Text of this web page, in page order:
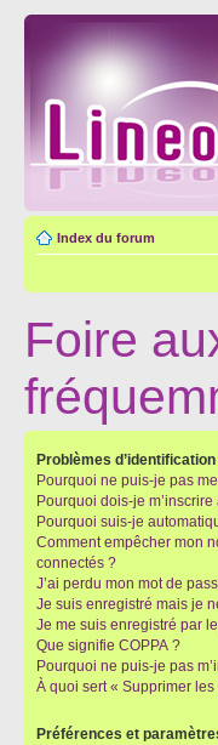
Index du forum
Foire
Problèmes
Pourquoi ne puis-je pas
Pourquoi dois-je
Pourquoi suis-je
Comment empêcher mon
connectés ?
J’ai perdu mon mot de
Je suis enregistré mais je
Je me suis enregistré par
Que signifie COPPA ?
Pourquoi ne puis-je pas
À quoi sert « Supprimer
Préférences et